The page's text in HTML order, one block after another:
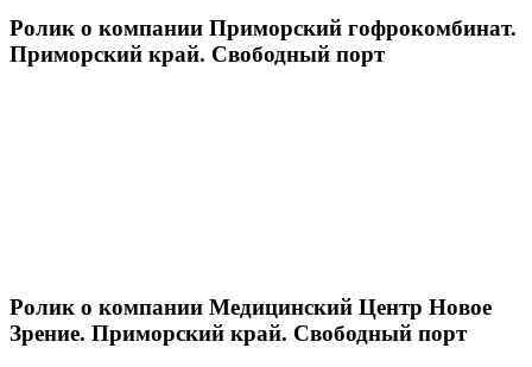
Ролик о компании Приморский гофрокомбинат.
Приморский край. Свободный порт
Ролик о компании Медицинский Центр Новое
Зрение. Приморский край. Свободный порт